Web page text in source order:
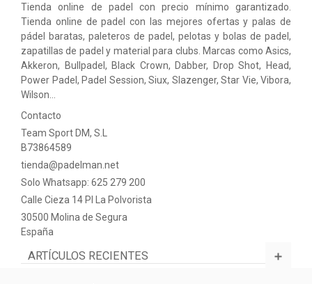
Tienda online de padel con precio mínimo garantizado.
Tienda online de padel con las mejores ofertas y palas de
pádel baratas, paleteros de padel, pelotas y bolas de padel,
zapatillas de padel y material para clubs. Marcas como Asics,
Akkeron, Bullpadel, Black Crown, Dabber, Drop Shot, Head,
Power Padel, Padel Session, Siux, Slazenger, Star Vie, Vibora,
Wilson…
Contacto
Team Sport DM, S.L
B73864589
tienda@padelman.net
Solo Whatsapp: 625 279 200
Calle Cieza 14 PI La Polvorista
30500 Molina de Segura
España
ARTÍCULOS RECIENTES